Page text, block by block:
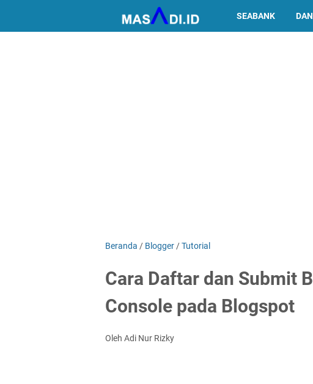
SEABANK
Beranda / Blogger /Tutorial
Cara Daftar dan Submit
Console pada Blogspot
Oleh Adi Nur Rizky